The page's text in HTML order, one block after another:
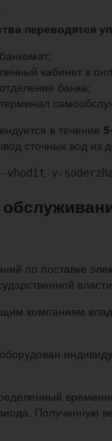
переводятся
банкомат;
личный кабинет в
отделение банка;
терминал
в течение
сточных вод из
v-
по поставке
компаниям
Полученную